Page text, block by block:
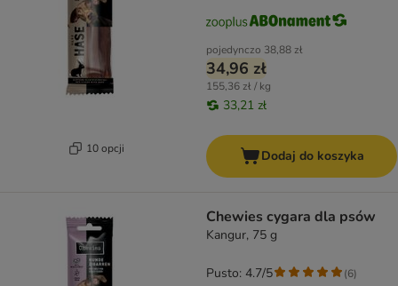
10 opcji
pojedynczo 38,88 zł
34,96 zł
155,36 zł / kg
33,21 zł
Dodaj do koszyka
Chewies cygara dla psów
Kangur, 75 g
Pusto: 4.7/5 (6)